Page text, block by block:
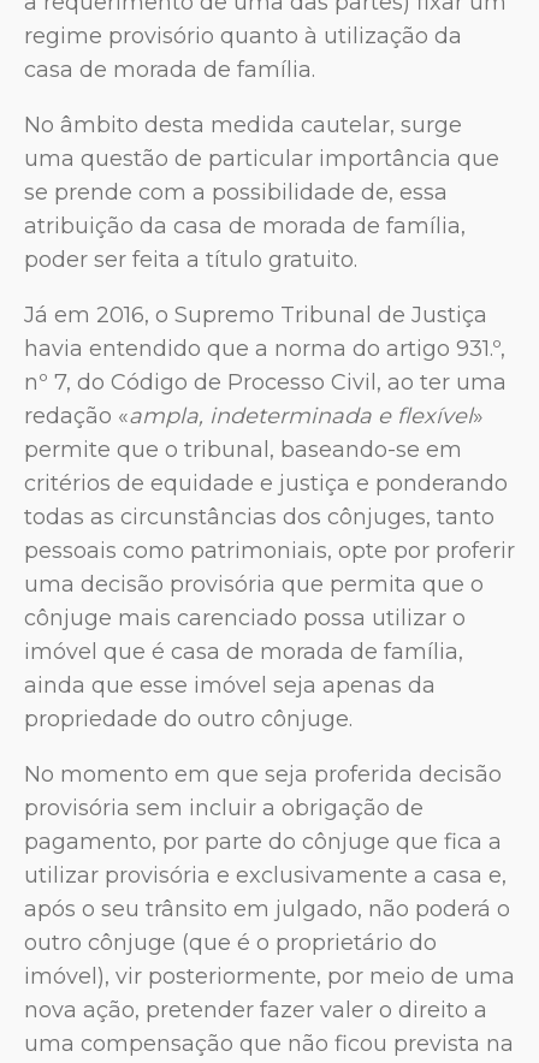
regime provisório quanto à utilização da
casa de morada de família.
No âmbito desta medida cautelar, surge
uma questão de particular importância que
se prende com a possibilidade de, essa
atribuição da casa de morada de família,
poder ser feita a título gratuito.
Já em 2016, o Supremo Tribunal de Justiça
havia entendido que a norma do artigo 931.º,
nº 7, do Código de Processo Civil, ao ter uma
redação «ampla, indeterminada e flexível»
permite que o tribunal, baseando-se em
critérios de equidade e justiça e ponderando
todas as circunstâncias dos cônjuges, tanto
pessoais como patrimoniais, opte por proferir
uma decisão provisória que permita que o
cônjuge mais carenciado possa utilizar o
imóvel que é casa de morada de família,
ainda que esse imóvel seja apenas da
propriedade do outro cônjuge.
No momento em que seja proferida decisão
provisória sem incluir a obrigação de
pagamento, por parte do cônjuge que fica a
utilizar provisória e exclusivamente a casa e,
após o seu trânsito em julgado, não poderá o
outro cônjuge (que é o proprietário do
imóvel), vir posteriormente, por meio de uma
nova ação, pretender fazer valer o direito a
uma compensação que não ficou prevista na